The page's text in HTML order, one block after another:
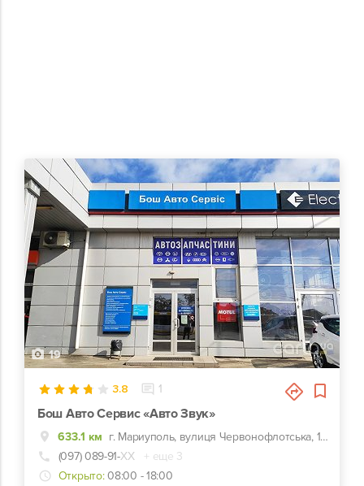
19
3.8 1
Бош Авто Сервис «Авто Звук»
633.1 км
г. Мариуполь, вулиця Червонофлотська, 127а, Конечная троллейбуса №1
(097) 089-91-ХХ
+ еще 3
Открыто: 08:00 - 18:00